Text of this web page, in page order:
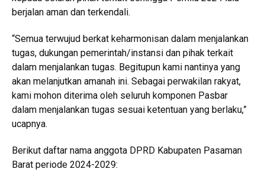
berjalan aman dan terkendali.
“Semua terwujud berkat keharmonisan dalam menjalankan
tugas, dukungan pemerintah/instansi dan pihak terkait
dalam menjalankan tugas. Begitupun kami nantinya yang
akan melanjutkan amanah ini. Sebagai perwakilan rakyat,
kami mohon diterima oleh seluruh komponen Pasbar
dalam menjalankan tugas sesuai ketentuan yang berlaku,”
ucapnya.
Berikut daftar nama anggota DPRD Kabupaten Pasaman
Barat periode 2024-2029: